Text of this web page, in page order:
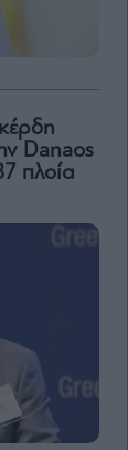
Danaos
πλοία